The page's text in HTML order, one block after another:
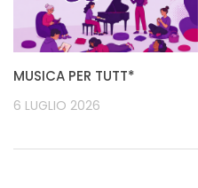
MUSICA PER TUTT*
6 LUGLIO 2026